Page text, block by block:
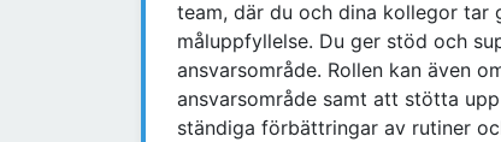
team, där du och dina kollegor tar
måluppfyllelse. Du ger stöd och
ansvarsområde. Rollen kan även
ansvarsområde samt att stötta
ständiga förbättringar av rutiner